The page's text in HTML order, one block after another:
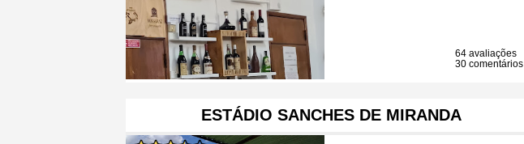
64 avaliações
30 comentários
ESTÁDIO SANCHES DE MIRANDA